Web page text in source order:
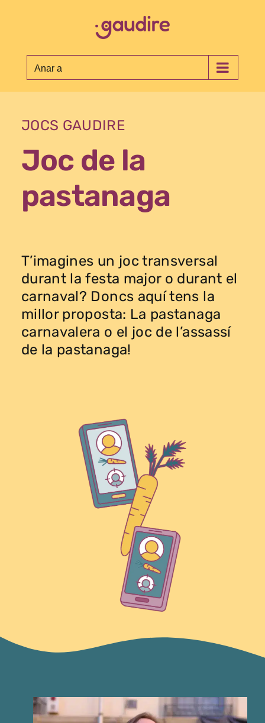
Anar a
JOCS GAUDIRE
Joc de la
pastanaga
T’imagines un joc transversal
durant la festa major o durant el
carnaval? Doncs aquí tens la
millor proposta: La pastanaga
carnavalera o el joc de l’assassí
de la pastanaga!